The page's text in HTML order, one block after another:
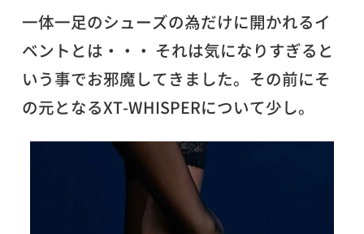
一体一足のシューズの為だけに開かれるイ
ベントとは・・・ それは気になりすぎると
いう事でお邪魔してきました。その前にそ
の元となるXT-WHISPERについて少し。